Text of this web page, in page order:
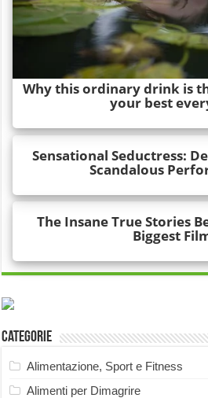
Categorie
Alimentazione, Sport e Fitness
Alimenti per Dimagrire